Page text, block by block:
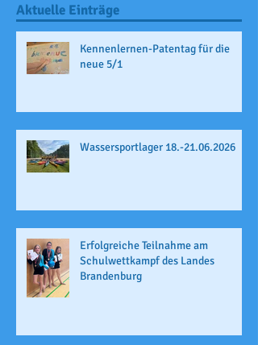
Aktuelle Einträge
Kennenlernen-Patentag für die
neue 5/1
Wassersportlager 18.-21.06.2026
Erfolgreiche Teilnahme am
Schulwettkampf des Landes
Brandenburg